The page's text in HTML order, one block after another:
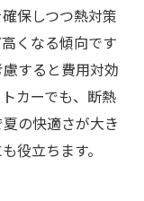
保しつつ熱対策
くなる傾向です
慮すると費用対効
カーでも、断熱
の快適さが大き
役立ちます。